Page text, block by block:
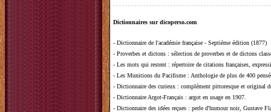
Dictionnaires sur dicoperso.com
- Dictionnaire de l'académie française - Septième édition (1877)
- Proverbes et dictons : sélection de proverbes et de dictons
- Les mots qui restent : répertoire de citations françaises,
- Les Munitions du Pacifisme : Anthologie de plus de 400
- Dictionnaire des curieux : complément pittoresque et original
- Dictionnaire Argot-Français : argot en usage en 1907.
- Dictionnaire des idées reçues : perle d'humour noir, Gustave